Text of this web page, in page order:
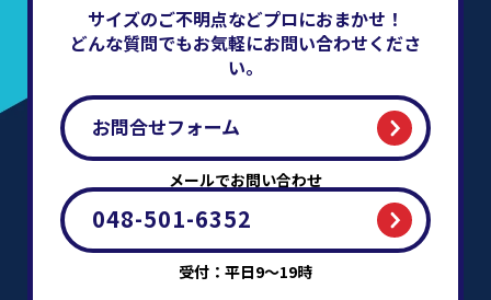
サイズのご不明点などプロにおまかせ！
どんな質問でもお気軽にお問い合わせくださ
い。
お問合せフォーム
メールでお問い合わせ
048-501-6352
受付：平日9～19時